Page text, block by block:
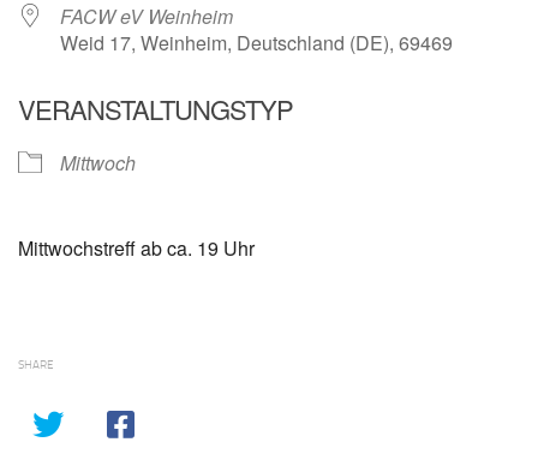
FACW eV Weinheim
Weid 17, Weinheim, Deutschland (DE), 69469
VERANSTALTUNGSTYP
Mittwoch
Mittwochstreff ab ca. 19 Uhr
SHARE